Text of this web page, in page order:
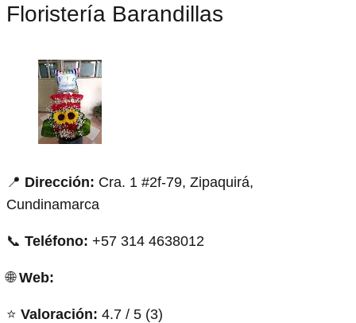
Floristería Barandillas
📍 Dirección: Cra. 1 #2f-79, Zipaquirá,
Cundinamarca
📞 Teléfono: +57 314 4638012
🌐Web:
⭐ Valoración: 4.7 / 5 (3)